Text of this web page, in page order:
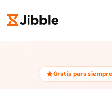
Gratis para